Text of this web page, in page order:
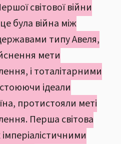
світової війни
була війна між
типу Авеля,
мети
і тоталітарними
ідеали
протистояли меті
Перша світова
імперіалістичними